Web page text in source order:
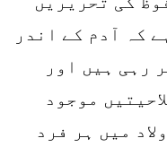
کہ آدم کے اندر
رہی ہیں اور
موجود
میں ہر فرد